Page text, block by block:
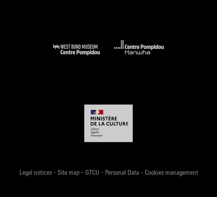
Legal notices- Site map- GTCU - Personal Data- Cookies management